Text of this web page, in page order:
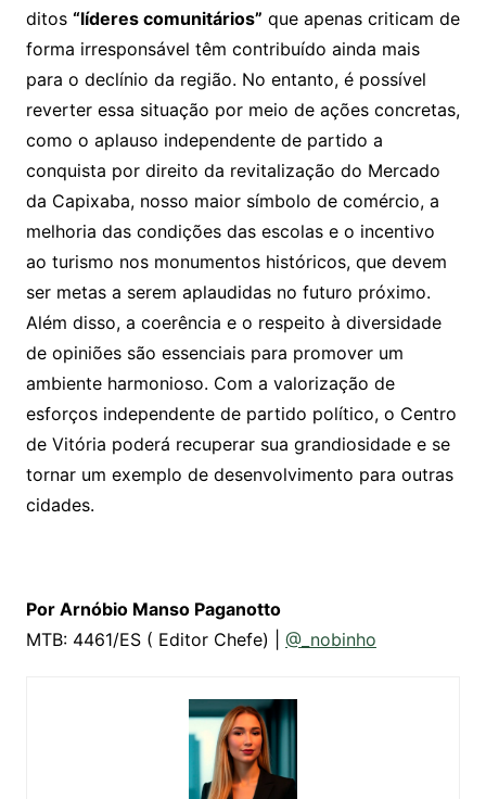
ditos “líderes comunitários” que apenas criticam de
forma irresponsável têm contribuído ainda mais
para o declínio da região. No entanto, é possível
reverter essa situação por meio de ações concretas,
como o aplauso independente de partido a
conquista por direito da revitalização do Mercado
da Capixaba, nosso maior símbolo de comércio, a
melhoria das condições das escolas e o incentivo
ao turismo nos monumentos históricos, que devem
ser metas a serem aplaudidas no futuro próximo.
Além disso, a coerência e o respeito à diversidade
de opiniões são essenciais para promover um
ambiente harmonioso. Com a valorização de
esforços independente de partido político, o Centro
de Vitória poderá recuperar sua grandiosidade e se
tornar um exemplo de desenvolvimento para outras
cidades.
Por Arnóbio Manso Paganotto
MTB: 4461/ES ( Editor Chefe) | @_nobinho